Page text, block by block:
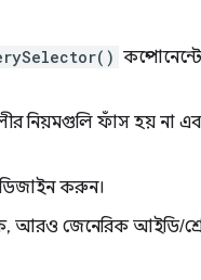
নিয়মগুলি ফাঁস হয় না
করুন।
আরও জেনেরিক আইডি/